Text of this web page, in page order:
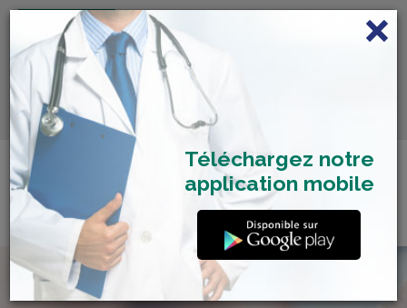
FRANÇAIS
Centre de Check-up Bilan
Santé
Téléchargez notre
application mobile